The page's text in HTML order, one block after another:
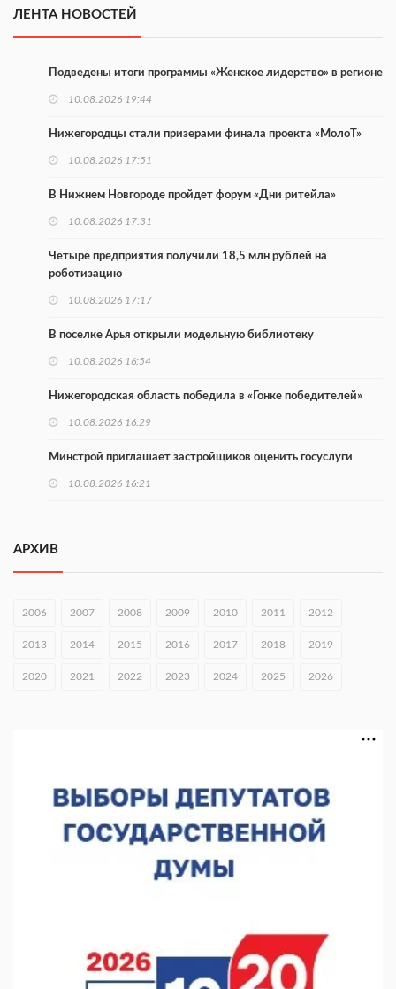
ЛЕНТА НОВОСТЕЙ
Подведены итоги программы «Женское лидерство» в регионе
10.08.2026 19:44
Нижегородцы стали призерами финала проекта «МолоТ»
10.08.2026 17:51
В Нижнем Новгороде пройдет форум «Дни ритейла»
10.08.2026 17:31
Четыре предприятия получили 18,5 млн рублей на
роботизацию
10.08.2026 17:17
В поселке Арья открыли модельную библиотеку
10.08.2026 16:54
Нижегородская область победила в «Гонке победителей»
10.08.2026 16:29
Минстрой приглашает застройщиков оценить госуслуги
10.08.2026 16:21
нас»
10.08.2026 13:53
В Нижнем Новгороде сформировали группу добровольцев
«Заповедные кварталы» отметят День города в Нижнем
10.08.2026 11:53
АРХИВ
2006 2007 2008 2009 2010 2011 2012
2013 2014 2015 2016 2017 2018 2019
2020 2021 2022 2023 2024 2025 2026